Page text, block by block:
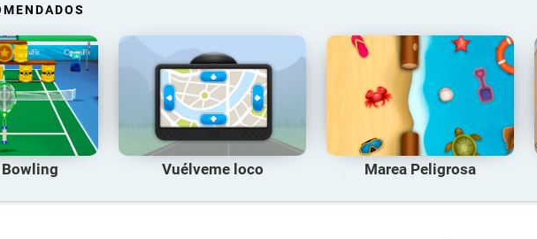
Vuélveme loco Marea Peligrosa